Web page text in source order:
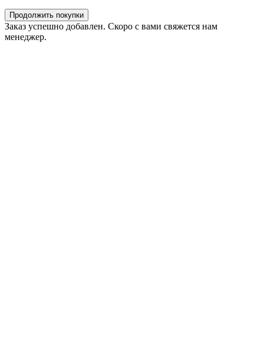
Продолжить покупки
Заказ успешно добавлен. Скоро с вами свяжется нам
менеджер.